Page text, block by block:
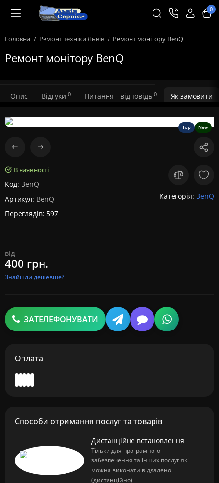
0
Головна Ремонт техніки Львів Ремонт монітору BenQ
Ремонт монітору BenQ
Опис Відгуки 0 Питання - відповідь 0 Як замовити
Top New
В наявності
Код: BenQ
Артикул: BenQ
Переглядів: 597
Категорія: BenQ
від
400 грн.
Знайшли дешевше?
ЗАТЕЛЕФОНУВАТИ
Оплата
Способи отримання послуг та товарів
Дистанційне встановлення
Тільки для програмного
забезпечення та інших послуг які
можна виконати віддалено
(дистанційно)